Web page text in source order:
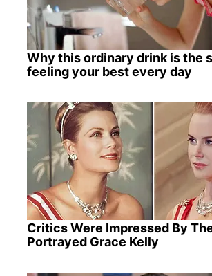
Why this ordinary drink is the
feeling your best every day
Critics Were Impressed By
Portrayed Grace Kelly